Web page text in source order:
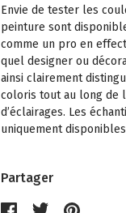
Envie de tester les
peinture sont
comme un pro en
quel designer ou
ainsi clairement
coloris tout au long de
d’éclairages. Les
uniquement
Partager